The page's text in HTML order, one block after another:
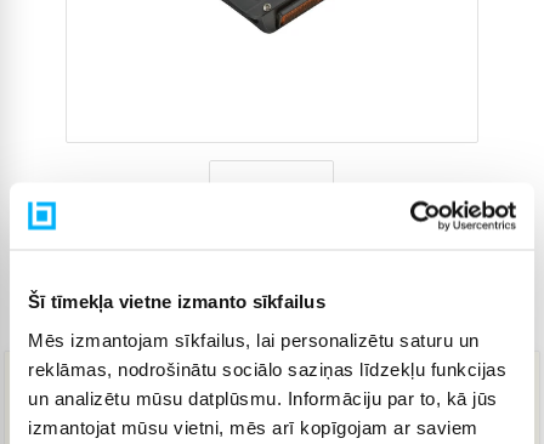
Šī tīmekļa vietne izmanto sīkfailus
Mēs izmantojam sīkfailus, lai personalizētu saturu un
reklāmas, nodrošinātu sociālo saziņas līdzekļu funkcijas
un analizētu mūsu datplūsmu. Informāciju par to, kā jūs
izmantojat mūsu vietni, mēs arī kopīgojam ar saviem
119,95 €